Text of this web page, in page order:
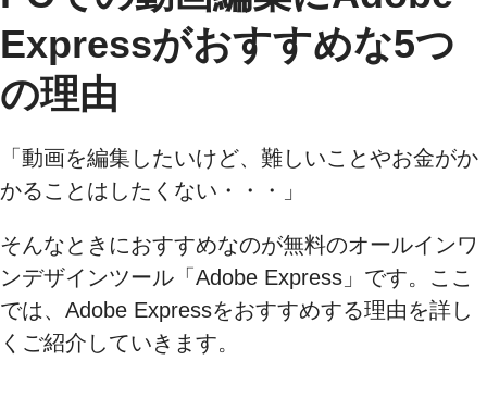
Expressがおすすめな5つ
の理由
「動画を編集したいけど、難しいことやお金がか
かることはしたくない・・・」
そんなときにおすすめなのが無料のオールインワ
ンデザインツール「Adobe Express」です。ここ
では、Adobe Expressをおすすめする理由を詳し
くご紹介していきます。